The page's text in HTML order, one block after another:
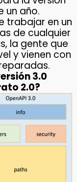
un año.
trabajar en un
de cualquier
la gente que
y vienen con
3.0
2.0?